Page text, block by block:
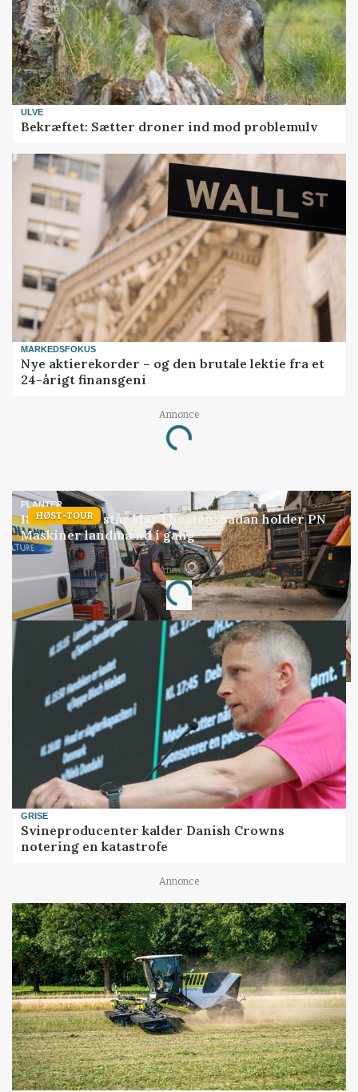
ULVE
Bekræftet: Sætter droner ind mod problemulv
MARKEDSFOKUS
Nye aktierekorder – og den brutale lektie fra et
24-årigt finansgeni
Annonce
Loading...
HØST-TOUR
PLANTER
18 montører står klar i høsten: Sådan holder PN
Maskiner landmænd i gang
Annonce
Loading...
GRISE
Svineproducenter kalder Danish Crowns
notering en katastrofe
Annonce